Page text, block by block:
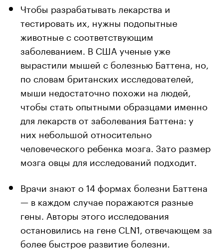
Чтобы разрабатывать лекарства и
тестировать их, нужны подопытные
животные с соответствующим
заболеванием. В США ученые уже
вырастили мышей с болезнью Баттена, но,
по словам британских исследователей,
мыши недостаточно похожи на людей,
чтобы стать опытными образцами именно
для лекарств от заболевания Баттена: у
них небольшой относительно
человеческого ребенка мозга. Зато размер
мозга овцы для исследований подходит.
Врачи знают о 14 формах болезни Баттена
— в каждом случае поражаются разные
гены. Авторы этого исследования
остановились на гене CLN1, отвечающем за
более быстрое развитие болезни.